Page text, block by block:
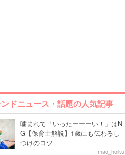
ンドニュース・話題の人気記事
噛まれて「いったーーーい！」はN
G【保育士解説】1歳にも伝わるし
つけのコツ
mao_hoiku